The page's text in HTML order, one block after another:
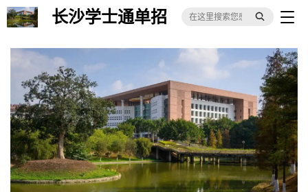
长沙学士通单招
培训